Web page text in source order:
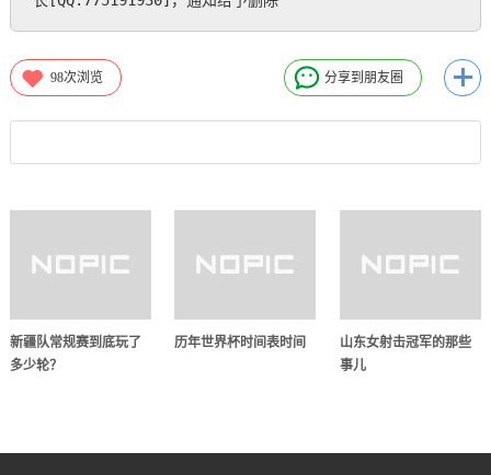
98次浏览 分享到朋友圈
新疆队常规赛到底玩了
多少轮？
历年世界杯时间表时间
山东女射击冠军的那些
事儿